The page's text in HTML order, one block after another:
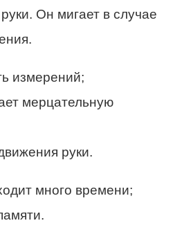
Он мигает в случае
измерений;
мерцательную
руки.
много времени;